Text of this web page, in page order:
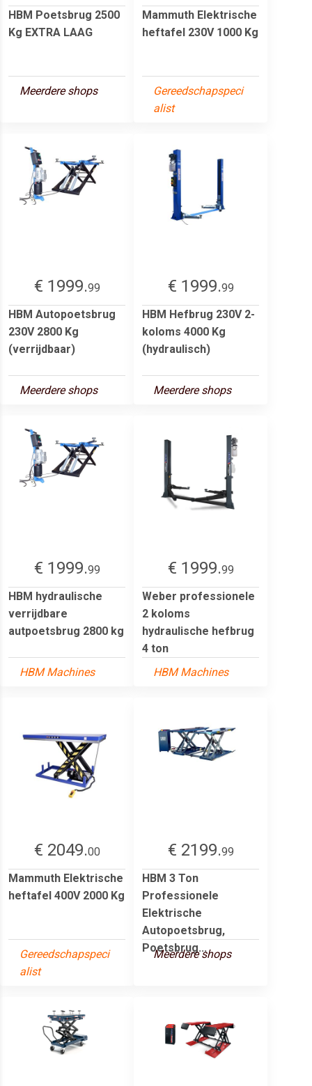
HBM Poetsbrug 2500
Kg EXTRA LAAG
Meerdere shops
Mammuth Elektrische
heftafel 230V 1000 Kg
Gereedschapspeci
alist
€ 1999.99
HBM Autopoetsbrug
230V 2800 Kg
(verrijdbaar)
Meerdere shops
€ 1999.99
HBM Hefbrug 230V 2-
koloms 4000 Kg
(hydraulisch)
Meerdere shops
€ 1999.99
HBM hydraulische
verrijdbare
autpoetsbrug 2800 kg
HBM Machines
€ 1999.99
Weber professionele
2 koloms
hydraulische hefbrug
4 ton
HBM Machines
€ 2049.00
Mammuth Elektrische
heftafel 400V 2000 Kg
Gereedschapspeci
alist
€ 2199.99
HBM 3 Ton
Professionele
Elektrische
Autopoetsbrug,
Poetsbrug...
Meerdere shops